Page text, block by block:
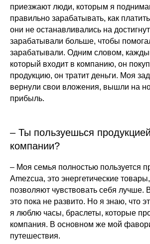
приезжают люди, которым я
правильно зарабатывать, как
они не останавливались на
зарабатывали больше, чтобы
зарабатывали. Одним словом,
который входит в компанию, он
продукцию, он тратит деньги. Моя
вернули свои вложения, вышли на
прибыль.
– Ты пользуешься
компании?
– Моя семья полностью пользуется
Amezcua, это энергетические
позволяют чувствовать себя лучше.
это пока не развито. Но я знаю, что
я люблю часы, браслеты, которые
компания. В основном же мой
путешествия.